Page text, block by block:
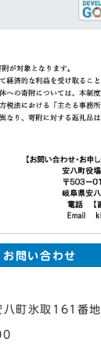
お問い合わせ
八町氷取161番地